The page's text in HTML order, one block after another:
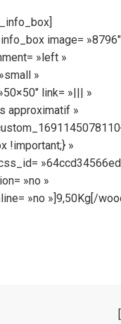
image= »8796″
»left »
»
link= »||| »
approximatif »
!important;} »
»no »
»no »]9,50Kg[/